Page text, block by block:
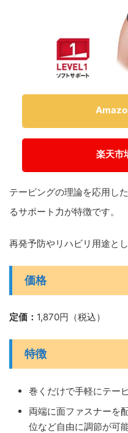
楽天市
テーピングの理論を応用し
るサポート力が特徴です。
再発予防やリハビリ用途と
価格
定価： 1,870円（税込）
特徴
巻くだけで手軽にテー
両端に面ファスナーを
位など自由に調節が可